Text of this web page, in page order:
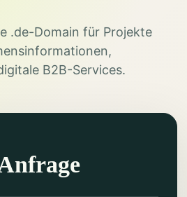
.de-Domain für Projekte
B2B-Services.